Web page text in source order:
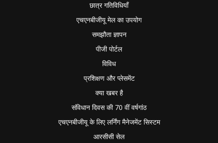
छात्र गतिविधियाँ
एचएनबीजीयू मेल का उपयोग
समझौता ज्ञापन
पीजी पोर्टल
विविध
प्रशिक्षण और प्लेसमेंट
क्या खबर है
संविधान दिवस की 70 वीं वर्षगांठ
एचएनबीजीयू के लिए लर्निंग मैनेजमेंट सिस्टम
आरसीसी सेल